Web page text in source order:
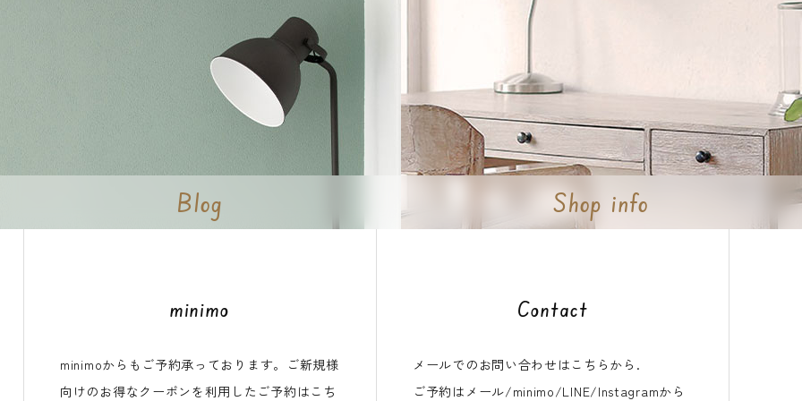
Blog Shop info
minimo
minimoからもご予約承っております。ご新規様
向けのお得なクーポンを利用したご予約はこち
Contact
メールでのお問い合わせはこちらから.
ご予約はメール/minimo/LINE/Instagramから